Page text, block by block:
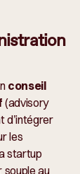
conseil
(advisory
d’intégrer
les
startup
au